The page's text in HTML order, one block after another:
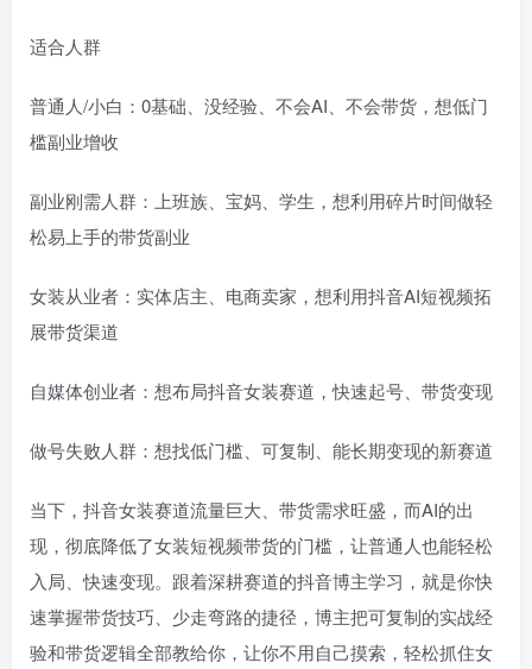
适合人群​
普通人/小白：0基础、没经验、不会AI、不会带货，想低门
槛副业增收​
副业刚需人群：上班族、宝妈、学生，想利用碎片时间做轻
松易上手的带货副业​
女装从业者：实体店主、电商卖家，想利用抖音AI短视频拓
展带货渠道​
自媒体创业者：想布局抖音女装赛道，快速起号、带货变现​
做号失败人群：想找低门槛、可复制、能长期变现的新赛道​
当下，抖音女装赛道流量巨大、带货需求旺盛，而AI的出
现，彻底降低了女装短视频带货的门槛，让普通人也能轻松
入局、快速变现。跟着深耕赛道的抖音博主学习，就是你快
速掌握带货技巧、少走弯路的捷径，博主把可复制的实战经
验和带货逻辑全部教给你，让你不用自己摸索，轻松抓住女